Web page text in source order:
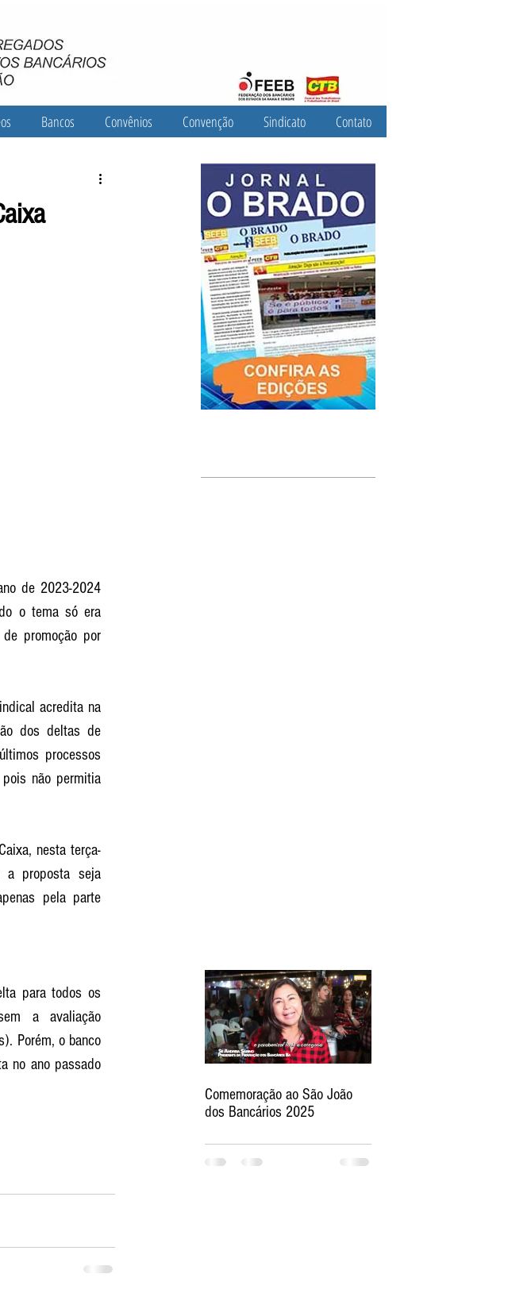
Bancos Convênios Convenção Sindicato Contato
de 2023-2024
o tema só era
promoção por
acredita na
dos deltas de
processos
não permitia
nesta terça-
a proposta seja
pela parte
para todos os
a avaliação
Porém, o banco
no ano passado
Comemoração ao São João
dos Bancários 2025